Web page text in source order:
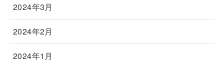
2024年3月
2024年2月
2024年1月